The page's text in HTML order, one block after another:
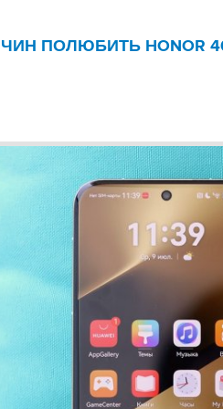
ПОЛЮБИТЬ HONOR